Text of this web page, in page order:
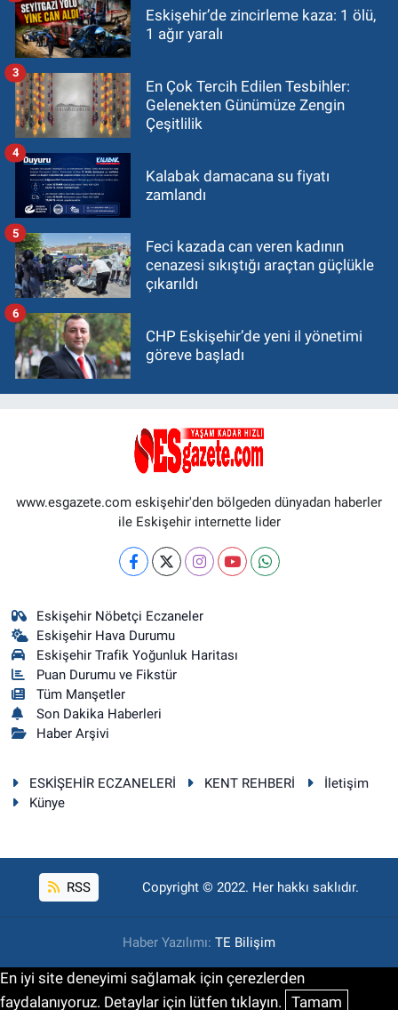
Eskişehir’de zincirleme kaza: 1 ölü,
1 ağır yaralı
En Çok Tercih Edilen Tesbihler:
Gelenekten Günümüze Zengin
Çeşitlilik
3
Kalabak damacana su fiyatı
zamlandı
4
Feci kazada can veren kadının
cenazesi sıkıştığı araçtan güçlükle
çıkarıldı
5
CHP Eskişehir’de yeni il yönetimi
göreve başladı
6
www.esgazete.com eskişehir'den bölgeden dünyadan haberler
ile Eskişehir internette lider
Eskişehir Nöbetçi Eczaneler
Eskişehir Hava Durumu
Eskişehir Trafik Yoğunluk Haritası
Puan Durumu ve Fikstür
Tüm Manşetler
Son Dakika Haberleri
Haber Arşivi
ESKİŞEHİR ECZANELERİ KENT REHBERİ
İletişim
Künye
RSS Copyright © 2022. Her hakkı saklıdır.
Haber Yazılımı: TE Bilişim
En iyi site deneyimi sağlamak için çerezlerden
faydalanıyoruz. Detaylar için lütfen tıklayın. Tamam